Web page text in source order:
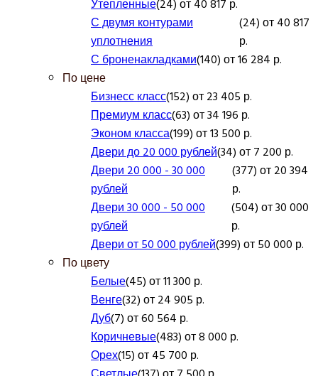
Утепленные(24) от 40 817 р.
С двумя контурами
уплотнения
(24) от 40 817
р.
С броненакладками(140) от 16 284 р.
По цене
Бизнесс класс(152) от 23 405 р.
Премиум класс(63) от 34 196 р.
Эконом класса(199) от 13 500 р.
Двери до 20 000 рублей(34) от 7 200 р.
Двери 20 000 - 30 000
рублей
(377) от 20 394
р.
Двери 30 000 - 50 000
рублей
(504) от 30 000
р.
Двери от 50 000 рублей(399) от 50 000 р.
По цвету
Белые(45) от 11 300 р.
Венге(32) от 24 905 р.
Дуб(7) от 60 564 р.
Коричневые(483) от 8 000 р.
Орех(15) от 45 700 р.